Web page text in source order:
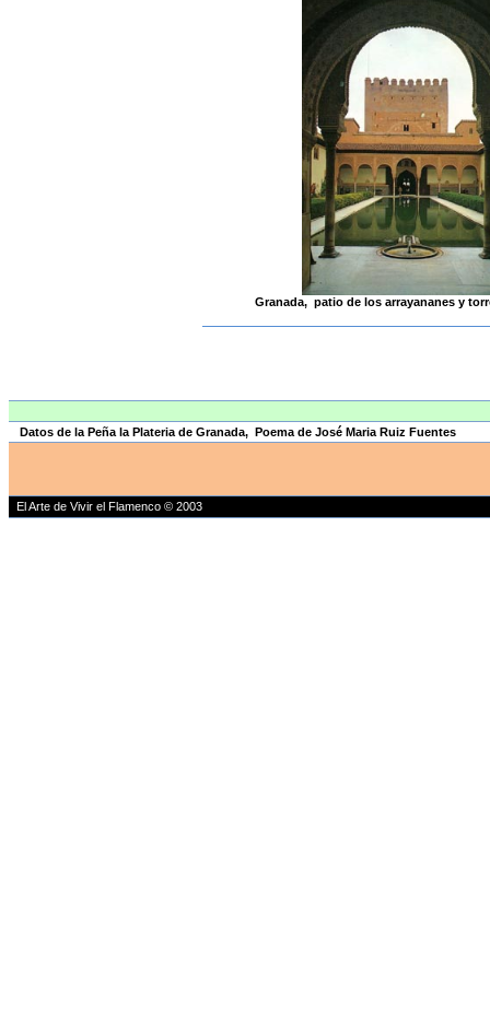
Granada, patio de los arrayananes y
Datos de la Peña la Plateria de Granada, Poema de José Maria Ruiz Fuentes
El Arte de Vivir el Flamenco © 2003